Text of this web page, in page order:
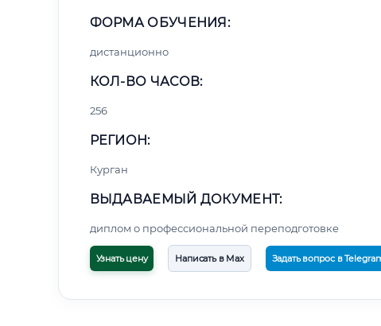
ФОРМА ОБУЧЕНИЯ:
дистанционно
КОЛ-ВО ЧАСОВ:
256
РЕГИОН:
Курган
ВЫДАВАЕМЫЙ ДОКУМЕНТ:
диплом о профессиональной переподготовке
Узнать цену Написать в Max Задать вопрос в